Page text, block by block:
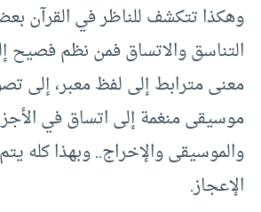
وهكذا تتكشف للناظر في القرآن
التناسق والاتساق فمن نظم
معنى مترابط إلى لفظ معبر، إلى
موسيقى منغمة إلى اتساق في
والموسيقى والإخراج.. وبهذا كله
الإعجاز.